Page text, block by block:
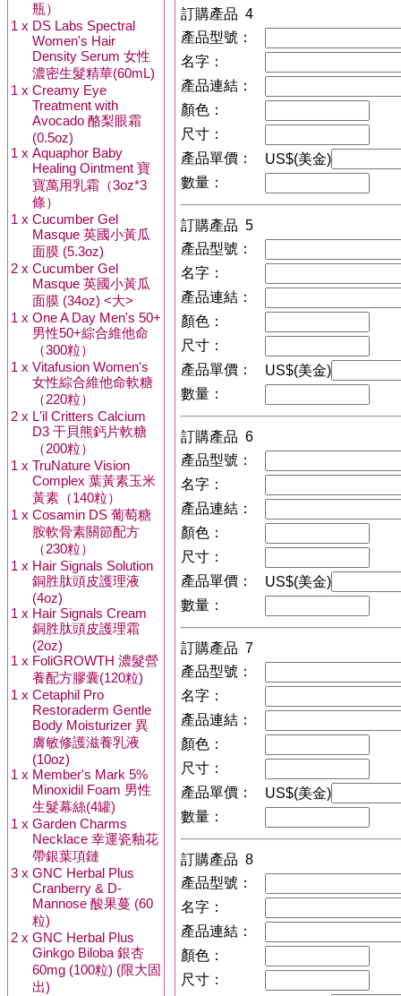
瓶）
1 x DS Labs Spectral
Women's Hair
Density Serum 女性
濃密生髮精華(60mL)
1 x Creamy Eye
Treatment with
Avocado 酪梨眼霜
(0.5oz)
1 x Aquaphor Baby
Healing Ointment 寶
寶萬用乳霜（3oz*3
條）
1 x Cucumber Gel
Masque 英國小黃瓜
面膜 (5.3oz)
2 x Cucumber Gel
Masque 英國小黃瓜
面膜 (34oz) <大>
1 x One A Day Men's 50+
男性50+綜合維他命
（300粒）
1 x Vitafusion Women's
女性綜合維他命軟糖
（220粒）
2 x L'il Critters Calcium
D3 干貝熊鈣片軟糖
（200粒）
1 x TruNature Vision
Complex 葉黃素玉米
黃素（140粒）
1 x Cosamin DS 葡萄糖
胺軟骨素關節配方
（230粒）
1 x Hair Signals Solution
銅胜肽頭皮護理液
(4oz)
1 x Hair Signals Cream
銅胜肽頭皮護理霜
(2oz)
1 x FoliGROWTH 濃髮營
養配方膠囊(120粒)
1 x Cetaphil Pro
Restoraderm Gentle
Body Moisturizer 異
膚敏修護滋養乳液
(10oz)
1 x Member's Mark 5%
Minoxidil Foam 男性
生髮幕絲(4罐)
1 x Garden Charms
Necklace 幸運瓷釉花
帶銀葉項鏈
3 x GNC Herbal Plus
Cranberry & D-
Mannose 酸果蔓 (60
粒)
2 x GNC Herbal Plus
Ginkgo Biloba 銀杏
60mg (100粒) (限大固
出)
訂購產品 4
產品型號：
名字：
產品連結：
顏色：
尺寸：
產品單價：
US$(美金)
數量：
訂購產品 5
產品型號：
名字：
產品連結：
顏色：
尺寸：
產品單價：
US$(美金)
數量：
訂購產品 6
產品型號：
名字：
產品連結：
顏色：
尺寸：
產品單價：
US$(美金)
數量：
訂購產品 7
產品型號：
名字：
產品連結：
顏色：
尺寸：
產品單價：
US$(美金)
數量：
訂購產品 8
產品型號：
名字：
產品連結：
顏色：
尺寸：